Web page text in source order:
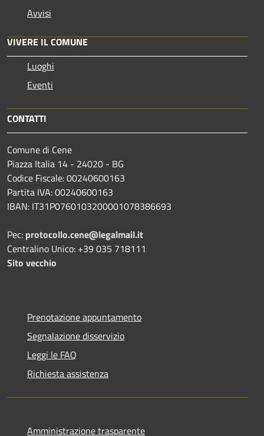
Avvisi
VIVERE IL COMUNE
Luoghi
Eventi
CONTATTI
Comune di Cene
Piazza Italia 14 - 24020 - BG
Codice Fiscale: 00240600163
Partita IVA: 00240600163
IBAN: IT31P0760103200001078386693
Pec: protocollo.cene@legalmail.it
Centralino Unico: +39 035 718111
Sito vecchio
Prenotazione appuntamento
Segnalazione disservizio
Leggi le FAQ
Richiesta assistenza
Amministrazione trasparente